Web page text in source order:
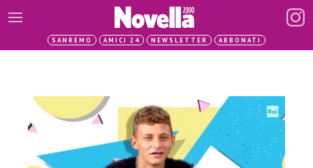
SANREMO AMICI 24 NEWSLETTER ABBONATI